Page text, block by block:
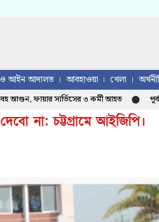
আইন আদালত আবহাওয়া খেলা
ফায়ার সার্ভিসের ৩ কর্মী আহত
না: চট্টগ্রামে আইজিপি।